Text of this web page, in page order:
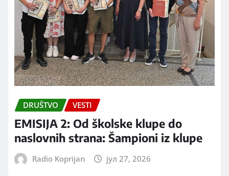
DRUŠTVO VESTI
EMISIJA 2: Od školske klupe do
naslovnih strana: Šampioni iz klupe
Radio Koprijan јул 27, 2026